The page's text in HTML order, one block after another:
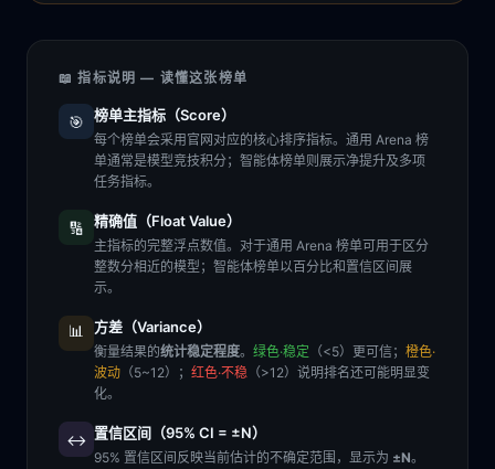
📖 指标说明 — 读懂这张榜单
🎯 榜单主指标（Score）
每个榜单会采用官网对应的核心排序指标。通用 Arena 榜
单通常是模型竞技积分；智能体榜单则展示净提升及多项
任务指标。
🔢 精确值（Float Value）
主指标的完整浮点数值。对于通用 Arena 榜单可用于区分
整数分相近的模型；智能体榜单以百分比和置信区间展
示。
📊 方差（Variance）
衡量结果的统计稳定程度。 绿色·稳定 （<5）更可信； 橙色·
波动 （5~12）； 红色·不稳 （>12）说明排名还可能明显变
化。
↔️ 置信区间（95% CI = ±N）
95% 置信区间反映当前估计的不确定范围，显示为 ±N。